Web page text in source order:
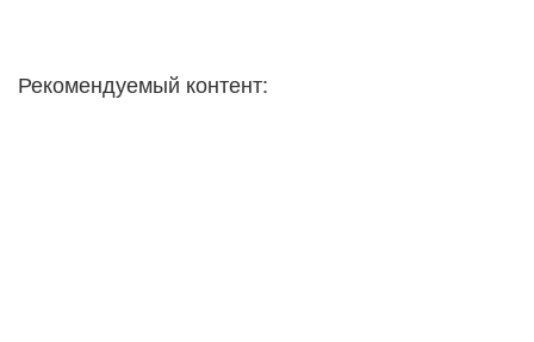
Рекомендуемый контент: